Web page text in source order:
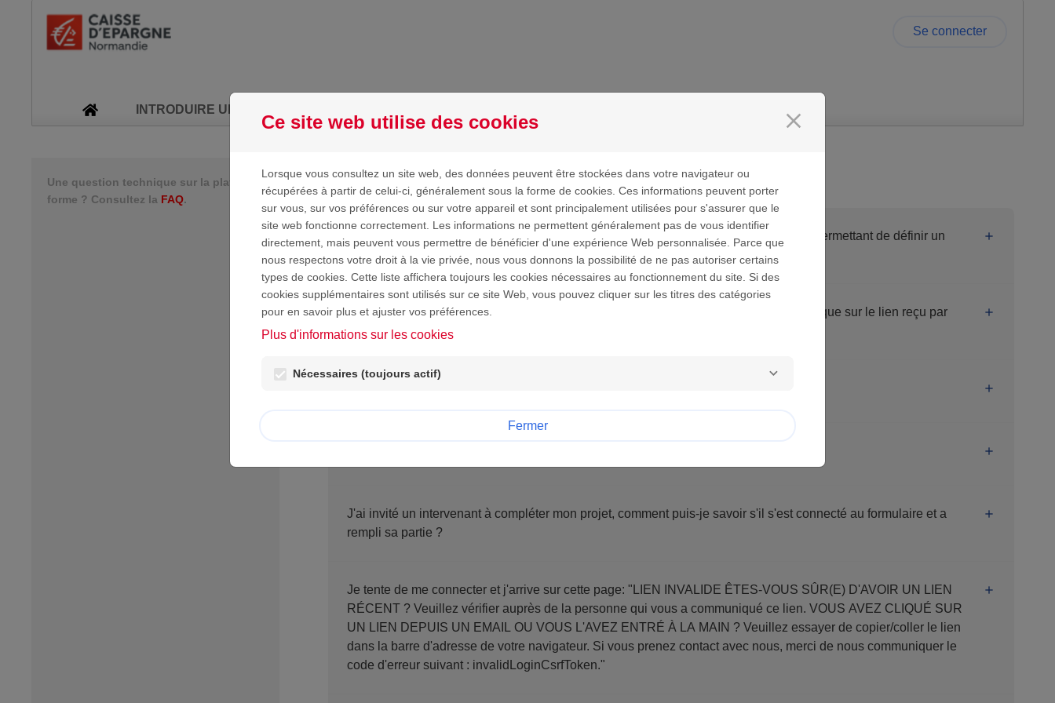
INTRODUIRE UNE NOUVELLE DEMANDE
Se connecter
Une question technique sur la plate-
forme ? Consultez la FAQ.
FAQ
J'ai cliqué sur "Mot de passe perdu ?" mais je ne reçois pas l'email contenant le lien permettant de définir un
nouveau mot de passe.
J'ai cliqué sur "Mot de passe perdu ?" mais je reçois un message d'erreur quand je clique sur le lien reçu par
email.
J'ai invité un intervenant à compléter mon projet, comment puis-je savoir s'il s'est connecté au formulaire et a
rempli sa partie ?
Je tente de me connecter et j'arrive sur cette page: "LIEN INVALIDE ÊTES-VOUS SÛR(E) D'AVOIR UN LIEN
RÉCENT ? Veuillez vérifier auprès de la personne qui vous a communiqué ce lien. VOUS AVEZ CLIQUÉ SUR
UN LIEN DEPUIS UN EMAIL OU VOUS L'AVEZ ENTRÉ À LA MAIN ? Veuillez essayer de copier/coller le lien
dans la barre d'adresse de votre navigateur. Si vous prenez contact avec nous, merci de nous communiquer le
code d'erreur suivant : invalidLoginCsrfToken."
Ce site web utilise des cookies close
Lorsque vous consultez un site web, des données peuvent être stockées dans votre navigateur ou
récupérées à partir de celui-ci, généralement sous la forme de cookies. Ces informations peuvent porter
sur vous, sur vos préférences ou sur votre appareil et sont principalement utilisées pour s'assurer que le
site web fonctionne correctement. Les informations ne permettent généralement pas de vous identifier
directement, mais peuvent vous permettre de bénéficier d'une expérience Web personnalisée. Parce que
nous respectons votre droit à la vie privée, nous vous donnons la possibilité de ne pas autoriser certains
types de cookies. Cette liste affichera toujours les cookies nécessaires au fonctionnement du site. Si des
cookies supplémentaires sont utilisés sur ce site Web, vous pouvez cliquer sur les titres des catégories
pour en savoir plus et ajuster vos préférences.
Plus d'informations sur les cookies
Nécessaires (toujours actif)
Fermer